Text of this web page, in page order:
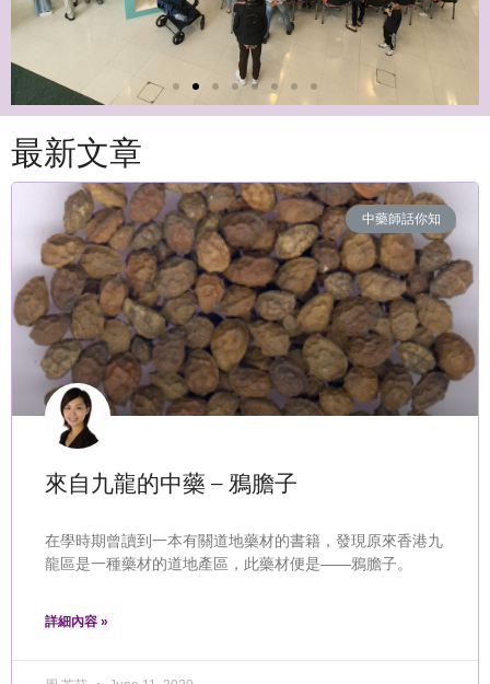
最新文章
中藥師話你知
來自九龍的中藥 – 鴉膽子
在學時期曾讀到一本有關道地藥材的書籍，發現原來香港九
龍區是一種藥材的道地產區，此藥材便是——鴉膽子。
詳細內容 »